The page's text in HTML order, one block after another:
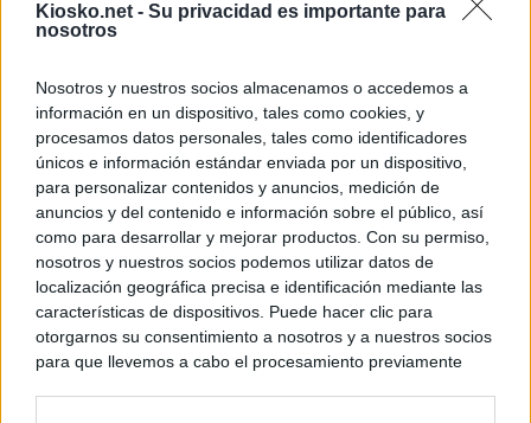
Kiosko.net - Su privacidad es importante para
nosotros
Nosotros y nuestros socios almacenamos o accedemos a
información en un dispositivo, tales como cookies, y
procesamos datos personales, tales como identificadores
únicos e información estándar enviada por un dispositivo,
para personalizar contenidos y anuncios, medición de
anuncios y del contenido e información sobre el público, así
como para desarrollar y mejorar productos. Con su permiso,
nosotros y nuestros socios podemos utilizar datos de
localización geográfica precisa e identificación mediante las
características de dispositivos. Puede hacer clic para
otorgarnos su consentimiento a nosotros y a nuestros socios
para que llevemos a cabo el procesamiento previamente
La empresa
Ayuso reina en
© Kiosko.net Aviso Legal Privacidad y Cookies